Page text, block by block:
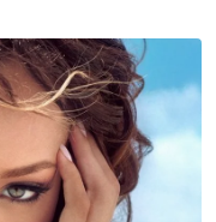
tempatan
aiskrim edisi